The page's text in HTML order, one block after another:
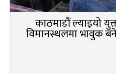
काठमाडौं ल्याइयो
विमानस्थलमा भावुक